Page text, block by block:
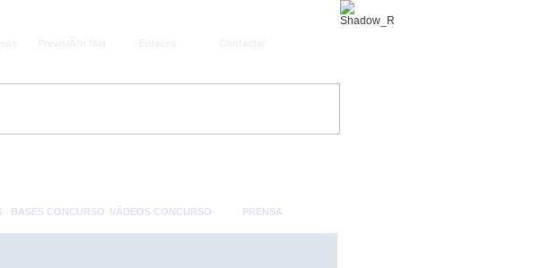
BASES CONCURSO VÃ­DEOS CONCURSO PRENSA